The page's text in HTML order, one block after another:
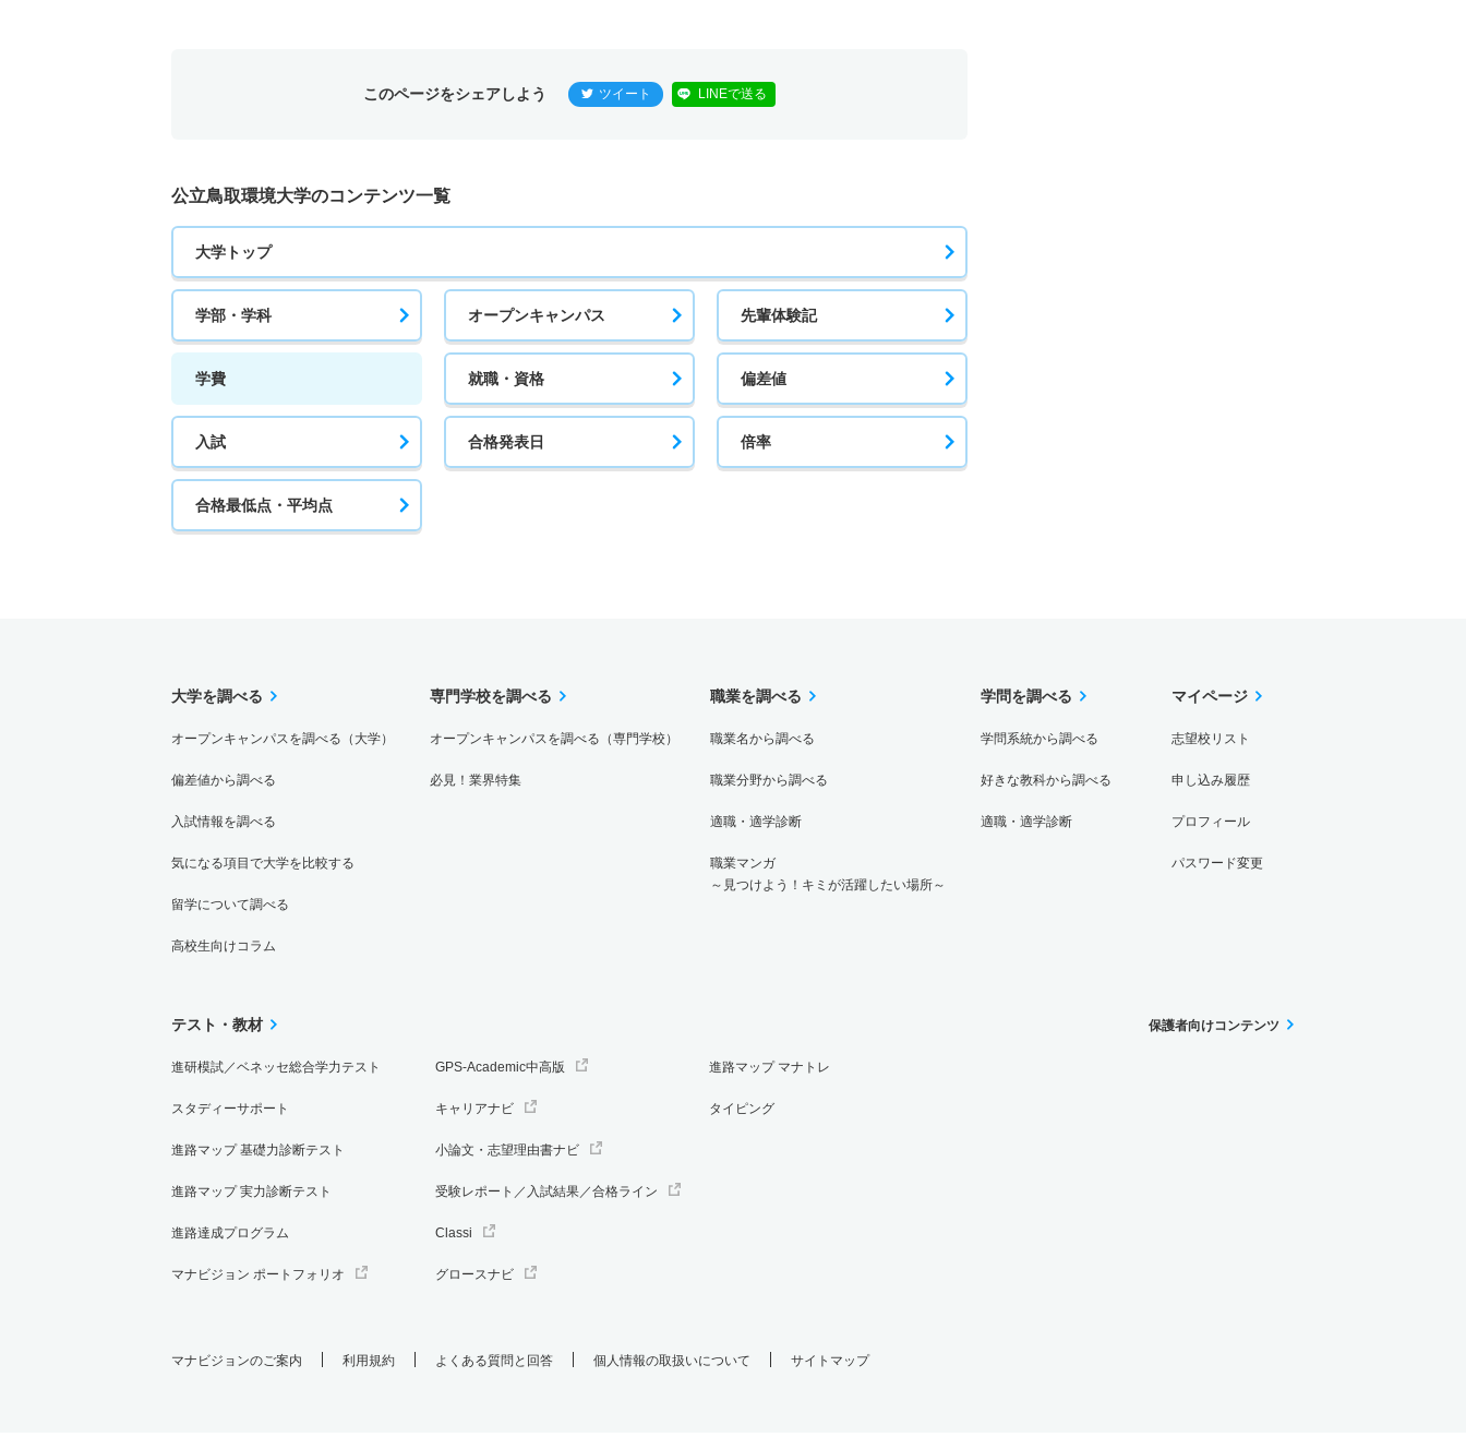
このページをシェアしよう ツイート LINEで送る
公立鳥取環境大学のコンテンツ一覧
大学トップ
学部・学科 オープンキャンパス 先輩体験記
学費 就職・資格 偏差値
入試 合格発表日 倍率
合格最低点・平均点
大学を調べる
オープンキャンパスを調べる（大学）
偏差値から調べる
入試情報を調べる
気になる項目で大学を比較する
留学について調べる
高校生向けコラム
専門学校を調べる
オープンキャンパスを調べる（専門学校）
必見！業界特集
職業を調べる
職業名から調べる
職業分野から調べる
適職・適学診断
職業マンガ
～見つけよう！キミが活躍したい場所～
学問を調べる
学問系統から調べる
好きな教科から調べる
適職・適学診断
マイページ
志望校リスト
申し込み履歴
プロフィール
パスワード変更
テスト・教材
進研模試／ベネッセ総合学力テスト
スタディーサポート
進路マップ 基礎力診断テスト
進路マップ 実力診断テスト
進路達成プログラム
マナビジョン ポートフォリオ
GPS-Academic中高版
キャリアナビ
小論文・志望理由書ナビ
受験レポート／入試結果／合格ライン
Classi
グロースナビ
進路マップ マナトレ
タイピング
保護者向けコンテンツ
マナビジョンのご案内 利用規約 よくある質問と回答 個人情報の取扱いについて サイトマップ